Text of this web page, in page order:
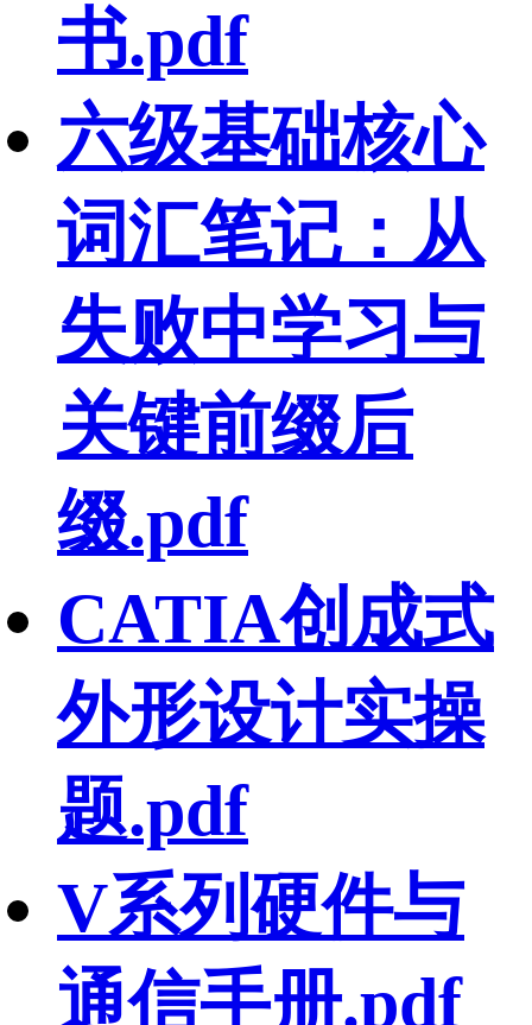
书.pdf
六级基础核心
词汇笔记：从
失败中学习与
关键前缀后
缀.pdf
CATIA创成式
外形设计实操
题.pdf
V系列硬件与
通信手册.pdf